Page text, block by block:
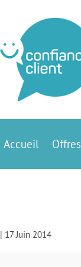
Accueil Offres
| 17 Juin 2014